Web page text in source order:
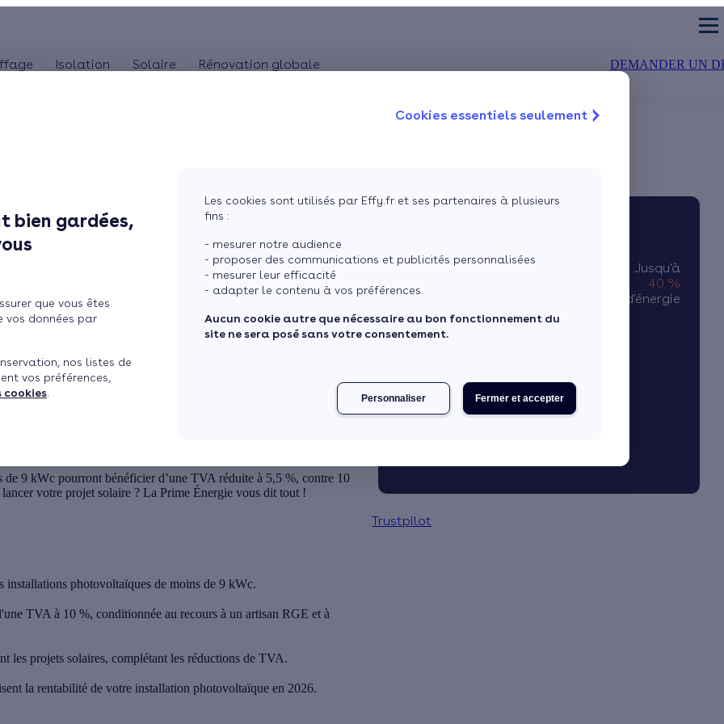
Cookies essentiels seulement
bien gardées,
que vous êtes
vos données par
nos listes de
vos préférences,
cookies
Les cookies sont utilisés par Effy.fr et ses partenaires à plusieurs
fins :
- mesurer notre audience
- proposer des communications et publicités personnalisées
- mesurer leur efficacité
- adapter le contenu à vos préférences.
Aucun cookie autre que nécessaire au bon fonctionnement du
site ne sera posé sans votre consentement.
Fermer et accepter
Personnaliser
Pompe à chaleur géothermique
Chaudière à granulés
Isolation
Isolation toiture-terrasse
VMC double flux
Solaire
Chauffe-eau solaire
Rénovation globale DEMANDER UN
photovoltaïque ?
?
de 9 kWc pourront bénéficier d’une TVA réduite à 5,5 %, contre 10
votre projet solaire ? La Prime Énergie vous dit tout !
photovoltaïques de moins de 9 kWc.
TVA à 10 %, conditionnée au recours à un artisan RGE et à
les projets solaires, complétant les réductions de TVA.
la rentabilité de votre installation photovoltaïque en 2026.
Jusqu'à
40 %
d'économies d'énergie
Trustpilot